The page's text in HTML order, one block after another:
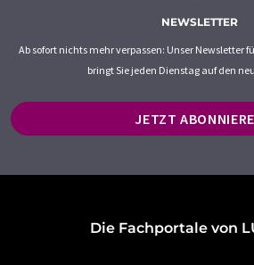
NEWSLETTER
Ab sofort nichts mehr verpassen: Unser Newsletter
bringt Sie jeden Dienstag auf den
JETZT
Die Fachportale von